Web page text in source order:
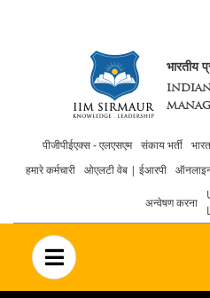
भारतीय
Header
menu
पीजीपीईएक्स - एलएसएम संकाय भर्ती
हमारे कर्मचारी
ओएलटी वेब | ईआरपी
अन्वेषण करना
no text